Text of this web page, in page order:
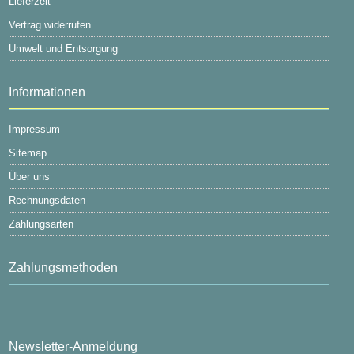
Vertrag widerrufen
Umwelt und Entsorgung
Informationen
Impressum
Sitemap
Über uns
Rechnungsdaten
Zahlungsarten
Zahlungsmethoden
Newsletter-Anmeldung